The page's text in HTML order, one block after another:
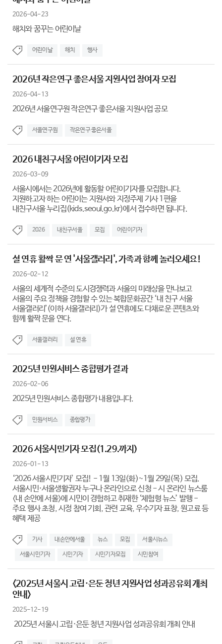
2026-04-23
해치와 꿈꾸는 어린이날
어린이날 해치 행사
2026년 작은연구 좋은서울 지원사업 참여자 모집
2026-04-13
2026년 서울연구원 작은연구 좋은서울 지원사업 공모
서울연구원 작은연구 좋은서울
2026 내친구서울 어린이기자 모집
2026-03-09
서울시에서는 2026년에 활동할 어린이기자를 모집합니다.
지원하고자 하는 어린이는 지원서와 지정주제 기사 1편을
내친구서울 누리집(kids.seoul.go.kr)에서 접수하면 됩니다.
2026 내친구서울 모집 어린이기자
설 연휴 활짝 문 연 '서울갤러리', 가족과 함께 놀러오세요!
2026-02-12
서울의 세계적 수준의 도시경쟁력과 서울의 미래상을 만나보고
서울의 주요 정책을 경험할 수 있는 복합문화공간 ‘내 친구 서울
서울갤러리’(이하 서울갤러리)가 설 연휴에도 다채로운 콘텐츠와
함께 활짝 문을 연다.
서울갤러리 설 연휴
2025년 민원서비스 종합평가 결과
2026-02-06
2025년 민원서비스 종합평가 내용입니다.
민원서비스 종합평가
2026 서울시민기자 모집(1.29.까지)
2026-01-13
‘2026 서울시민기자’ 모집! - 1월 13일(화)~1월 29일(목) 모집.
서울시민·서울생활권자 누구나 온라인으로 신청 - 시 온라인 뉴스룸
<내 손안에 서울>에 시민이 경험하고 취재한 ‘체험형 뉴스’ 발행 -
주요 행사 초청, 시정 참여 기회, 관련 교육, 우수기자 표창, 원고료 등
혜택 제공
기사 내손안에서울 뉴스 모집 서울시뉴스
서울시민기자 시민기자 시민기자모집 시민참여
<2025년 서울시 고립·은둔 청년 지원사업 성과공유회 개최
안내>
2025-12-19
2025년 서울시 고립·은둔 청년 지원사업 성과공유회 개최 안내